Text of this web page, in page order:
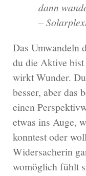
dann
–
Das Umwandeln
du die Aktive
wirkt Wunder.
besser, aber das
einen
etwas ins Auge,
konntest oder
Widersacherin
womöglich fühlt